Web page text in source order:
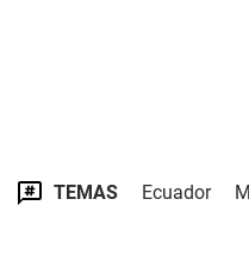
TEMAS Ecuador